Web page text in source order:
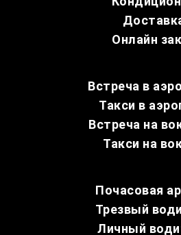
Онлайн
Встреча в
Такси в
Встреча на
Такси на
Почасовая
Трезвый
Личный